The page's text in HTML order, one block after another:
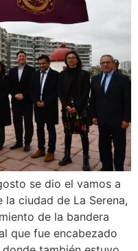
se dio el vamos a
la ciudad de La Serena,
de la bandera
que fue encabezado